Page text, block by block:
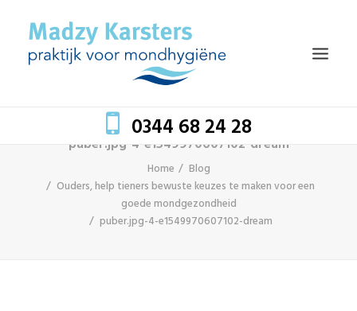
0344 68 24 28
HOME
puber.jpg-4-e1549970607102-dream
Home
Blog
Ouders, help tieners bewuste keuzes te maken voor een
goede mondgezondheid
puber.jpg-4-e1549970607102-dream